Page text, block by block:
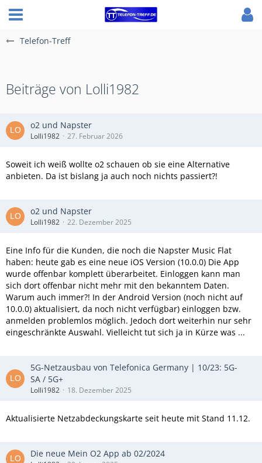
Telefon-Treff
Beiträge von Lolli1982
o2 und Napster
Lolli1982 27. Februar 2026
Soweit ich weiß wollte o2 schauen ob sie eine Alternative
anbieten. Da ist bislang ja auch noch nichts passiert?!
o2 und Napster
Lolli1982 22. Dezember 2025
Eine Info für die Kunden, die noch die Napster Music Flat
haben: heute gab es eine neue iOS Version (10.0.0) Die App
wurde offenbar komplett überarbeitet. Einloggen kann man
sich dort offenbar nicht mehr mit den bekanntem Daten.
Warum auch immer?! In der Android Version (noch nicht auf
10.0.0) aktualisiert, da noch nicht verfügbar) einloggen bzw.
anmelden problemlos möglich. Jedoch dort weiterhin nur sehr
eingeschränkte Auswahl. Vielleicht tut sich ja in Kürze was ...
5G-Netzausbau von Telefonica Germany | 10/23: 5G-
SA / 5G+
Lolli1982 18. Dezember 2025
Aktualisierte Netzabdeckungskarte seit heute mit Stand 11.12.
Die neue Mein O2 App ab 02/2024